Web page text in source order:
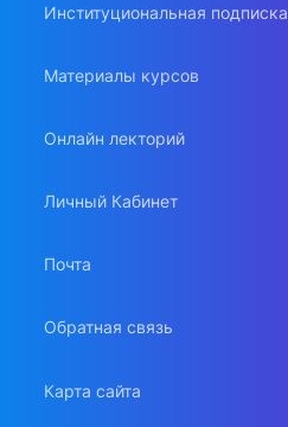
Институциональная подписка
Материалы курсов
Онлайн лекторий
Личный Кабинет
Почта
Обратная связь
Карта сайта